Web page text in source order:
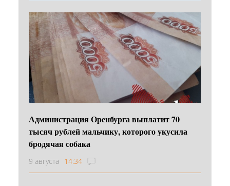
Администрация Оренбурга выплатит 70
тысяч рублей мальчику, которого укусила
бродячая собака
9 августа 14:34